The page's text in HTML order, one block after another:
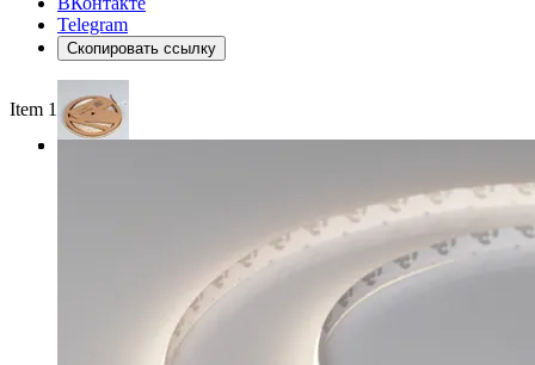
Telegram
Скопировать ссылку
Item 1 of 3